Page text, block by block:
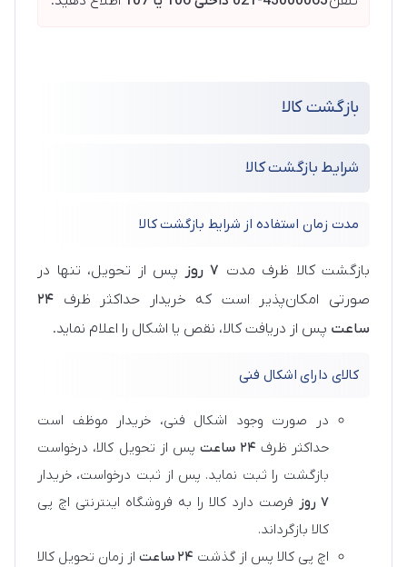
بازگشت کالا
شرایط بازگشت کالا
مدت زمان استفاده از شرایط بازگشت کالا
بازگشت کالا ظرف مدت ۷ روز
پس از تحویل، تنها در
صورتی امکان‌پذیر است که خریدار حداکثر ظرف ۲۴
ساعت پس از دریافت کالا، نقص یا اشکال را اعلام نماید.
کالای دارای اشکال فنی
در صورت وجود اشکال فنی، خریدار موظف است
حداکثر ظرف ۲۴ ساعت
پس از تحویل کالا، درخواست
بازگشت را ثبت نماید. پس از ثبت درخواست، خریدار
۷ روز
فرصت دارد کالا را به فروشگاه اینترنتی اچ پی
کالا بازگرداند.
اچ پی کالا پس از گذشت ۲۴ ساعت
از زمان تحویل کالا